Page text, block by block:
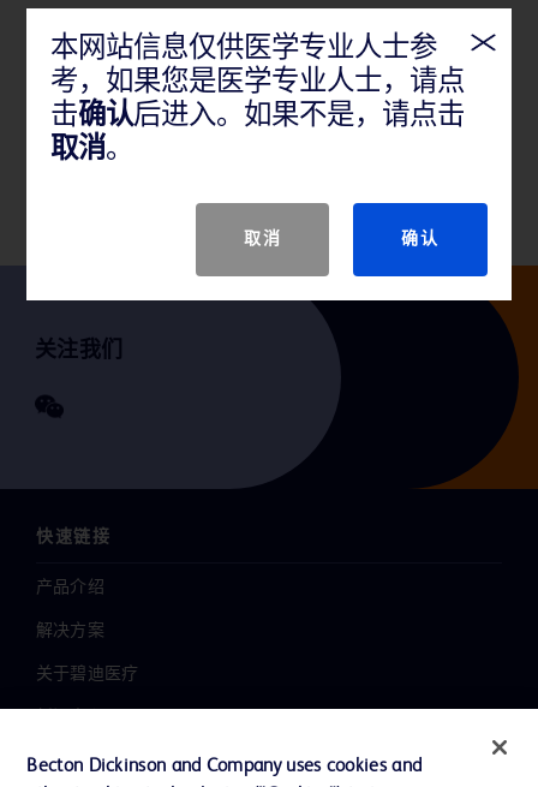
产品概述
该产品用于体外定性检测女性宫颈样本中14种高危型
人乳头瘤病毒（HPV）（16、18、31、33、35、39、
45、51、52、56、58、59、66和68）DNA；并且单
为组别识别（33/58，35/39/68和56/59/66）。
关注我们
快速链接
产品介绍
解决方案
关于碧迪医疗
职业发展
本网站信息仅供医学专业人士参
考，如果您是医学专业人士，请点
击确认后进入。如果不是，请点击
取消。
取消 确认
Becton Dickinson and Company uses cookies and